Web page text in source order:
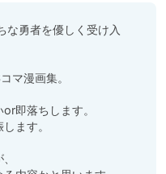
な勇者を優しく受け入
マ漫画集。
即落ちします。
ます。